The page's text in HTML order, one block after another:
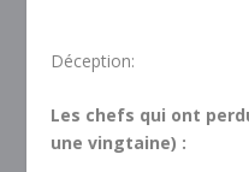
Déception:
Les chefs qui ont
une vingtaine) :